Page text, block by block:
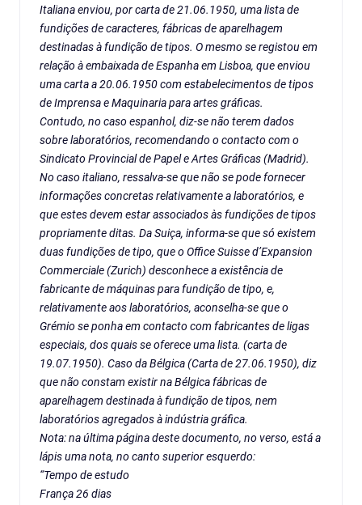
Italiana enviou, por carta de 21.06.1950, uma lista de
fundições de caracteres, fábricas de aparelhagem
destinadas à fundição de tipos. O mesmo se registou em
relação à embaixada de Espanha em Lisboa, que enviou
uma carta a 20.06.1950 com estabelecimentos de tipos
de Imprensa e Maquinaria para artes gráficas.
Contudo, no caso espanhol, diz-se não terem dados
sobre laboratórios, recomendando o contacto com o
Sindicato Provincial de Papel e Artes Gráficas (Madrid).
No caso italiano, ressalva-se que não se pode fornecer
informações concretas relativamente a laboratórios, e
que estes devem estar associados às fundições de tipos
propriamente ditas. Da Suiça, informa-se que só existem
duas fundições de tipo, que o Office Suisse d’Expansion
Commerciale (Zurich) desconhece a existência de
fabricante de máquinas para fundição de tipo, e,
relativamente aos laboratórios, aconselha-se que o
Grémio se ponha em contacto com fabricantes de ligas
especiais, dos quais se oferece uma lista. (carta de
19.07.1950). Caso da Bélgica (Carta de 27.06.1950), diz
que não constam existir na Bélgica fábricas de
aparelhagem destinada à fundição de tipos, nem
laboratórios agregados à indústria gráfica.
Nota: na última página deste documento, no verso, está a
lápis uma nota, no canto superior esquerdo:
“Tempo de estudo
França 26 dias